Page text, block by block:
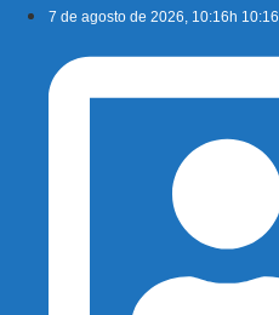
conteúdo
7 de agosto de 2026, 10:16h 10:16